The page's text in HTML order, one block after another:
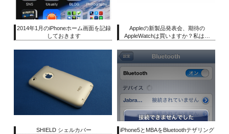
2014年1月のiPhoneホーム画面を記録
しておきます
Appleの新製品発表会、期待の
AppleWatchは買いますか？私は…
SHIELD シェルカバー
iPhone5とMBAをBluetoothテザリング